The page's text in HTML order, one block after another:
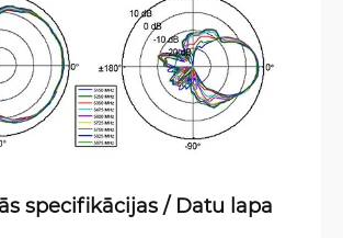
specifikācijas / Datu lapa